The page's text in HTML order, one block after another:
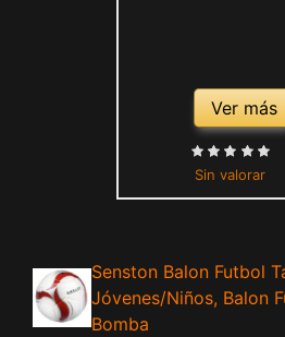
Ver más
Sin valorar
Senston Balon Futbol
Jóvenes/Niños, Balon
Bomba